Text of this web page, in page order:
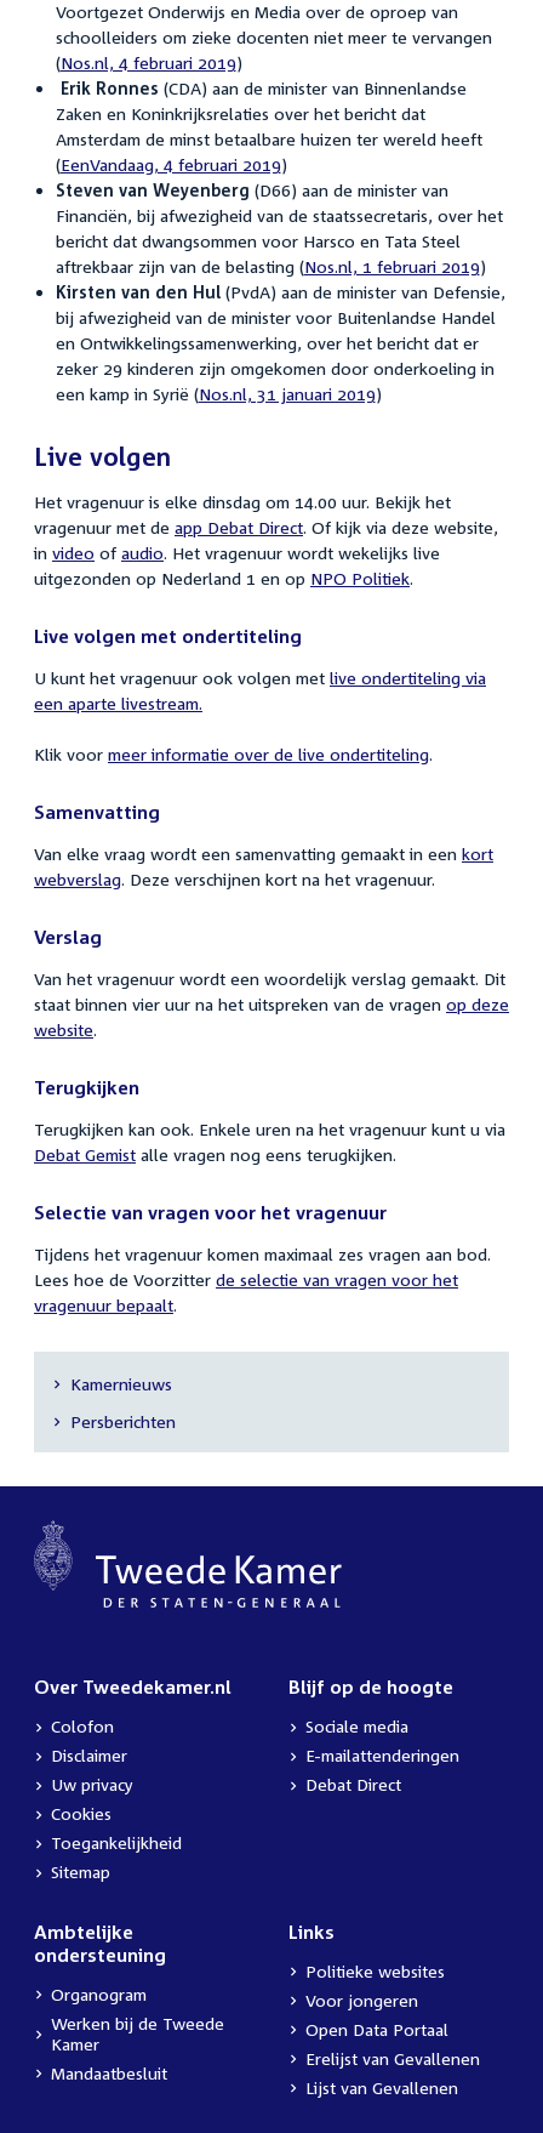
Voortgezet Onderwijs en Media over de oproep van
schoolleiders om zieke docenten niet meer te vervangen
(Nos.nl, 4 februari 2019)
Erik Ronnes (CDA) aan de minister van Binnenlandse
Zaken en Koninkrijksrelaties over het bericht dat
Amsterdam de minst betaalbare huizen ter wereld heeft
(EenVandaag, 4 februari 2019)
Steven van Weyenberg (D66) aan de minister van
Financiën, bij afwezigheid van de staatssecretaris, over het
bericht dat dwangsommen voor Harsco en Tata Steel
aftrekbaar zijn van de belasting (Nos.nl, 1 februari 2019)
Kirsten van den Hul(PvdA) aan de minister van Defensie,
bij afwezigheid van de minister voor Buitenlandse Handel
en Ontwikkelingssamenwerking, over het bericht dat er
zeker 29 kinderen zijn omgekomen door onderkoeling in
een kamp in Syrië (Nos.nl, 31 januari 2019)
Live volgen
Het vragenuur is elke dinsdag om 14.00 uur. Bekijk het
vragenuur met de app Debat Direct. Of kijk via deze website,
in video of audio. Het vragenuur wordt wekelijks live
uitgezonden op Nederland 1 en op NPO Politiek.
Live volgen met ondertiteling
U kunt het vragenuur ook volgen met live ondertiteling via
een aparte livestream.
Klik voor meer informatie over de live ondertiteling.
Samenvatting
Van elke vraag wordt een samenvatting gemaakt in een kort
webverslag. Deze verschijnen kort na het vragenuur.
Verslag
Van het vragenuur wordt een woordelijk verslag gemaakt. Dit
staat binnen vier uur na het uitspreken van de vragen op deze
website.
Terugkijken
Terugkijken kan ook. Enkele uren na het vragenuur kunt u via
Debat Gemist alle vragen nog eens terugkijken.
Selectie van vragen voor het vragenuur
Tijdens het vragenuur komen maximaal zes vragen aan bod.
Lees hoe de Voorzitter de selectie van vragen voor het
vragenuur bepaalt.
Secundaire
navigatie
Kamernieuws
Persberichten
Over Tweedekamer.nl
Colofon
Disclaimer
Uw privacy
Cookies
Toegankelijkheid
Sitemap
Blijf op de hoogte
Sociale media
E-mailattenderingen
Debat Direct
Ambtelijke
ondersteuning
Organogram
Werken bij de Tweede
Kamer
Mandaatbesluit
Links
Politieke websites
Voor jongeren
Open Data Portaal
Erelijst van Gevallenen
Lijst van Gevallenen